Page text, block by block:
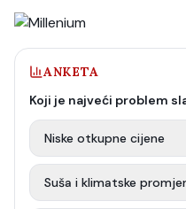
ANKETA
Koji je najveći problem
Niske otkupne cijene
Suša i klimatske